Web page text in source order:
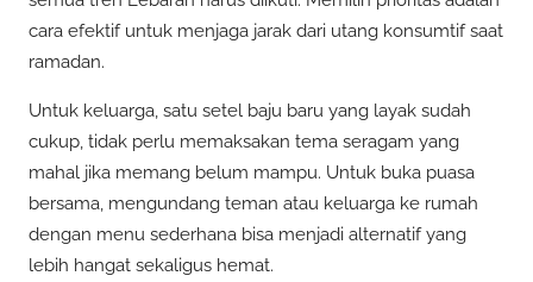
cara efektif untuk menjaga jarak dari utang konsumtif saat
ramadan.
Untuk keluarga, satu setel baju baru yang layak sudah
cukup, tidak perlu memaksakan tema seragam yang
mahal jika memang belum mampu. Untuk buka puasa
bersama, mengundang teman atau keluarga ke rumah
dengan menu sederhana bisa menjadi alternatif yang
lebih hangat sekaligus hemat.